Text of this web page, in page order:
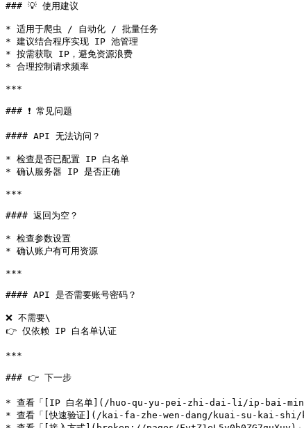
### 💡 使用建议
* 适用于爬虫 / 自动化 / 批量任务
* 建议结合程序实现 IP 池管理
* 按需获取 IP，避免资源浪费
* 合理控制请求频率
***
### ❗ 常见问题
#### API 无法访问？
* 检查是否已配置 IP 白名单
* 确认服务器 IP 是否正确
***
#### 返回为空？
* 检查参数设置
* 确认账户有可用资源
***
#### API 是否需要账号密码？
❌ 不需要\
👉 仅依赖 IP 白名单认证
***
### 👉 下一步
* 查看「[IP 白名单](/huo-qu-yu-pei-zhi-dai-li/ip-bai-ming-
* 查看「[快速验证](/kai-fa-zhe-wen-dang/kuai-su-kai-shi/